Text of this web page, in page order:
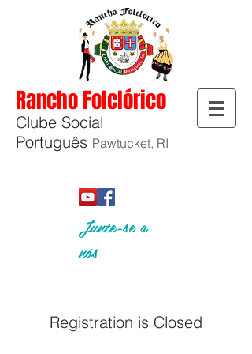
Rancho Folclórico
Clube Social
Português Pawtucket, RI
Junte-se a
nós
Registration is Closed